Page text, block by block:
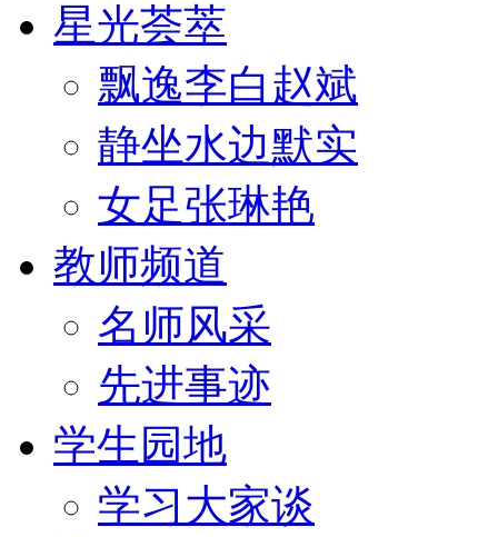
星光荟萃
飘逸李白赵斌
静坐水边默实
女足张琳艳
教师频道
名师风采
先进事迹
学生园地
学习大家谈